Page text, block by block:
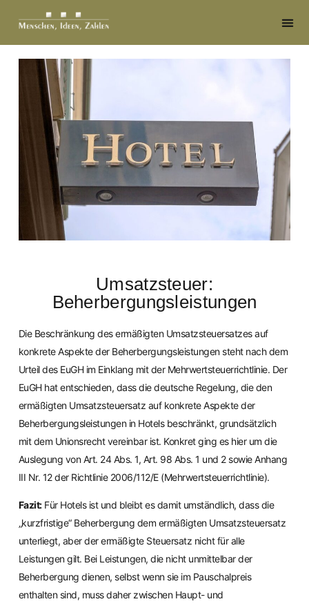
Umsatzsteuer:
Beherbergungsleistungen
Die Beschränkung des ermäßigten Umsatzsteuersatzes auf
konkrete Aspekte der Beherbergungsleistungen steht nach dem
Urteil des EuGH im Einklang mit der Mehrwertsteuerrichtlinie. Der
EuGH hat entschieden, dass die deutsche Regelung, die den
ermäßigten Umsatzsteuersatz auf konkrete Aspekte der
Beherbergungsleistungen in Hotels beschränkt, grundsätzlich
mit dem Unionsrecht vereinbar ist. Konkret ging es hier um die
Auslegung von Art. 24 Abs. 1, Art. 98 Abs. 1 und 2 sowie Anhang
III Nr. 12 der Richtlinie 2006/112/E (Mehrwertsteuerrichtlinie).
Fazit:Für Hotels ist und bleibt es damit umständlich, dass die
„kurzfristige“ Beherbergung dem ermäßigten Umsatzsteuersatz
unterliegt, aber der ermäßigte Steuersatz nicht für alle
Leistungen gilt. Bei Leistungen, die nicht unmittelbar der
Beherbergung dienen, selbst wenn sie im Pauschalpreis
enthalten sind, muss daher zwischen Haupt- und